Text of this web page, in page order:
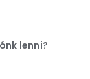
lenni?